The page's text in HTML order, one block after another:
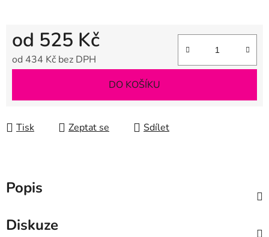
od 525 Kč
od 434 Kč bez DPH
DO KOŠÍKU
Tisk Zeptat se Sdílet
Popis
Diskuze